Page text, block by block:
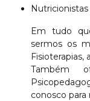
Nutricionistas
Em tudo
sermos os
Também
conosco